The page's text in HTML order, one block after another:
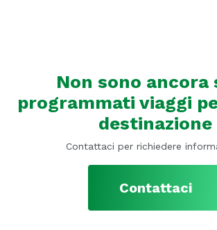
Non sono ancora
programmati viaggi
destinazione
Contattaci per richiedere
Contattaci